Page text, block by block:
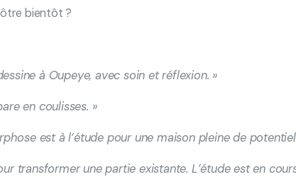
bientôt ?
à Oupeye, avec soin et réflexion. »
en coulisses. »
est à l’étude pour une maison pleine de potentiel
transformer une partie existante. L’étude est en